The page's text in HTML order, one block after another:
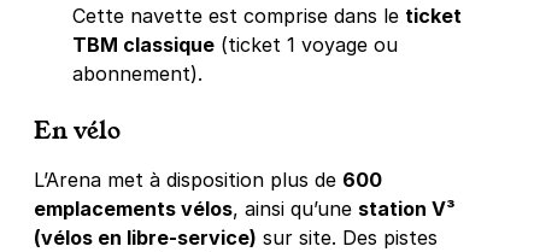
Cette navette est comprise dans le ticket
TBM classique (ticket 1 voyage ou
abonnement).
En vélo
L’Arena met à disposition plus de 600
emplacements vélos, ainsi qu’une station V³
(vélos en libre-service) sur site. Des pistes